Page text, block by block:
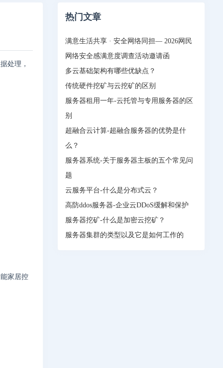
处理，
家居控
热门文章
满意生活共享 · 安全网络同担— 2026网民
网络安全感满意度调查活动邀请函
多云基础架构有哪些优缺点？
传统硬件挖矿与云挖矿的区别
服务器租用一年-云托管与专用服务器的区
别
超融合云计算-超融合服务器的优势是什
么？
服务器系统-关于服务器主板的五个常见问
题
云服务平台-什么是分布式云？
高防ddos服务器-企业云DDoS缓解和保护
服务器挖矿-什么是加密云挖矿？
服务器集群的类型以及它是如何工作的